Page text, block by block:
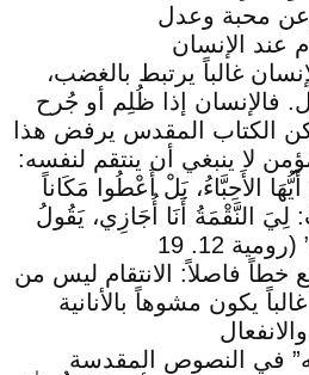
عند الإنسان
غالباً يرتبط بالغضب،
فالإنسان إذا ظُلِم أو جُرح
الكتاب المقدس يرفض هذا
لا ينبغي أن ينتقم لنفسه:
الأَحِبَّاءُ، بَلْ أَعْطُوا مَكَاناً
النَّقْمَةُ أَنَا أُجَازِي، يَقُولُ
فاصلاً: الانتقام ليس من
يكون مشوهاً بالأنانية
في النصوص المقدسة